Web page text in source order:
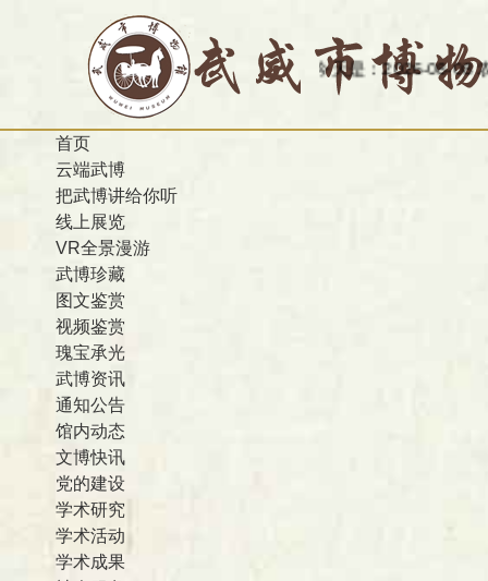
今天是：2026-08-08 农历 丙
首页
云端武博
把武博讲给你听
线上展览
VR全景漫游
武博珍藏
图文鉴赏
视频鉴赏
瑰宝承光
武博资讯
通知公告
馆内动态
文博快讯
党的建设
学术研究
学术活动
学术成果